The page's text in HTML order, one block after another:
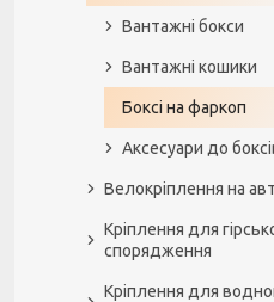
Вантажні бокси
Вантажні кошики
Боксі на фаркоп
Аксесуари до
Велокріплення на
Кріплення для
спорядження
Кріплення для